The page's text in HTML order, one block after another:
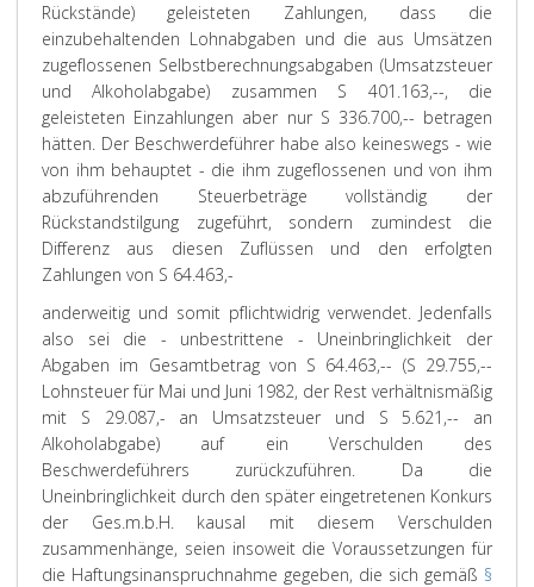
Rückstände) geleisteten Zahlungen, dass die
einzubehaltenden Lohnabgaben und die aus Umsätzen
zugeflossenen Selbstberechnungsabgaben (Umsatzsteuer
und Alkoholabgabe) zusammen S 401.163,--, die
geleisteten Einzahlungen aber nur S 336.700,-- betragen
hätten. Der Beschwerdeführer habe also keineswegs - wie
von ihm behauptet - die ihm zugeflossenen und von ihm
abzuführenden Steuerbeträge vollständig der
Rückstandstilgung zugeführt, sondern zumindest die
Differenz aus diesen Zuflüssen und den erfolgten
Zahlungen von S 64.463,-
anderweitig und somit pflichtwidrig verwendet. Jedenfalls
also sei die - unbestrittene - Uneinbringlichkeit der
Abgaben im Gesamtbetrag von S 64.463,-- (S 29.755,--
Lohnsteuer für Mai und Juni 1982, der Rest verhältnismäßig
mit S 29.087,- an Umsatzsteuer und S 5.621,-- an
Alkoholabgabe) auf ein Verschulden des
Beschwerdeführers zurückzuführen. Da die
Uneinbringlichkeit durch den später eingetretenen Konkurs
der Ges.m.b.H. kausal mit diesem Verschulden
zusammenhänge, seien insoweit die Voraussetzungen für
die Haftungsinanspruchnahme gegeben, die sich gemäß §